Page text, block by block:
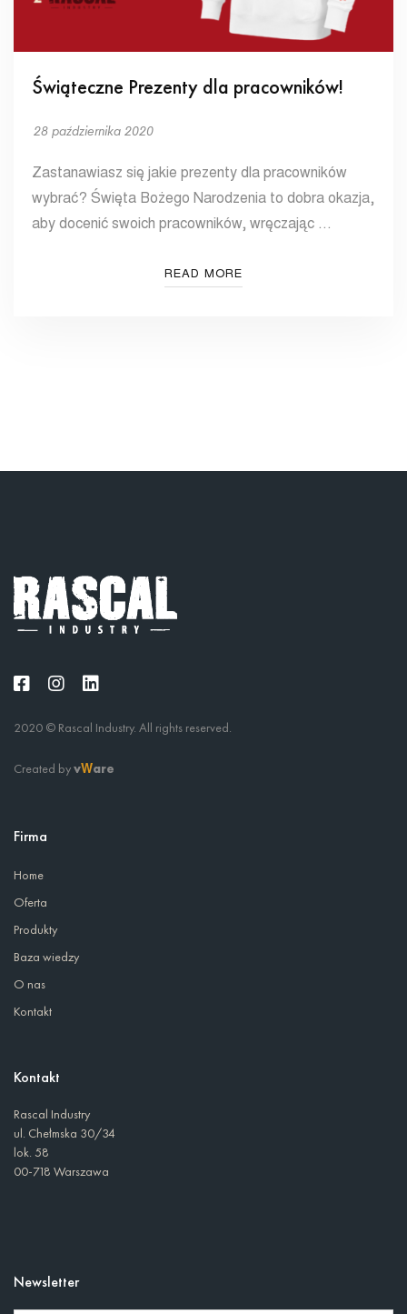
Świąteczne Prezenty dla pracowników!
28 października 2020
Zastanawiasz się jakie prezenty dla pracowników
wybrać? Święta Bożego Narodzenia to dobra okazja,
aby docenić swoich pracowników, wręczając …
READ MORE
2020 © Rascal Industry. All rights reserved.
Created byvWare
Firma
Home
Oferta
Produkty
Baza wiedzy
O nas
Kontakt
Kontakt
Rascal Industry
ul. Chełmska 30/34
lok. 58
00-718 Warszawa
Newsletter